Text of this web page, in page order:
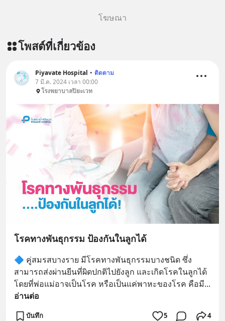
โฆษณา
โพสต์ที่เกี่ยวข้อง
Piyavate Hospital • ติดตาม
7 มี.ค. 2024 เวลา 00:00
โรงพยาบาลปิยะเวท
โรคทางพันธุกรรม ป้องกันในลูกได้
🔷 คู่สมรสบางราย มีโรคทางพันธุกรรมบางชนิด ซึ่ง
สามารถส่งผ่านยีนที่ผิดปกติไปยังลูก และเกิดโรคในลูกได้
โดยที่พ่อแม่อาจเป็นโรค หรือเป็นแค่พาหะของโรค คือมี
อ่านต่อ
บันทึก 5 4